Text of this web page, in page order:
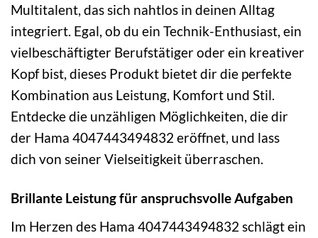
Multitalent, das sich nahtlos in deinen Alltag
integriert. Egal, ob du ein Technik-Enthusiast, ein
vielbeschäftigter Berufstätiger oder ein kreativer
Kopf bist, dieses Produkt bietet dir die perfekte
Kombination aus Leistung, Komfort und Stil.
Entdecke die unzähligen Möglichkeiten, die dir
der Hama 4047443494832 eröffnet, und lass
dich von seiner Vielseitigkeit überraschen.
Brillante Leistung für anspruchsvolle Aufgaben
Im Herzen des Hama 4047443494832 schlägt ein